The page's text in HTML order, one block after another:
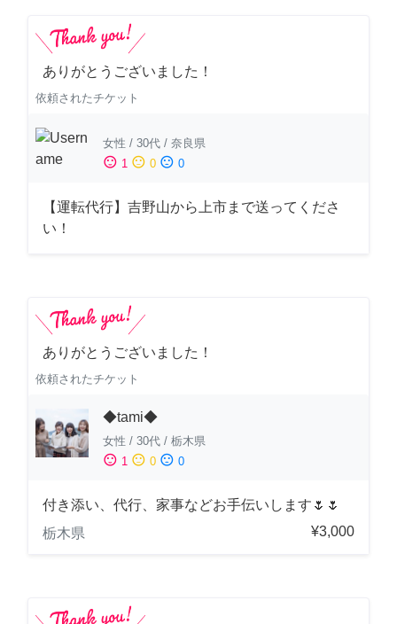
ありがとうございました！
依頼されたチケット
女性 / 30代 / 奈良県
sentiment_satisfied 1 sentiment_neutral 0 sentiment_dissatisfied 0
【運転代行】吉野山から上市まで送ってくださ
い！
ありがとうございました！
依頼されたチケット
◆tami◆
女性 / 30代 / 栃木県
sentiment_satisfied 1 sentiment_neutral 0 sentiment_dissatisfied 0
付き添い、代行、家事などお手伝いします🌷🌷
栃木県
¥3,000